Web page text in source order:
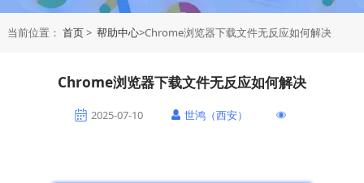
当前位置： 首页> 帮助中心>Chrome浏览器下载文件无反应如何解决
Chrome浏览器下载文件无反应如何解决
2025-07-10 世鸿（西安）